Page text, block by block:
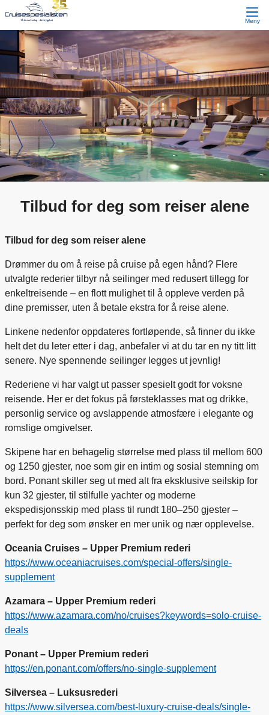
Meny
Tilbud for deg som reiser alene
Tilbud for deg som reiser alene
Drømmer du om å reise på cruise på egen hånd? Flere
utvalgte rederier tilbyr nå seilinger med redusert tillegg for
enkeltreisende – en flott mulighet til å oppleve verden på
dine premisser, uten å betale ekstra for å reise alene.
Linkene nedenfor oppdateres fortløpende, så finner du ikke
helt det du leter etter i dag, anbefaler vi at du tar en ny titt litt
senere. Nye spennende seilinger legges ut jevnlig!
Rederiene vi har valgt ut passer spesielt godt for voksne
reisende. Her er det fokus på førsteklasses mat og drikke,
personlig service og avslappende atmosfære i elegante og
romslige omgivelser.
Skipene har en behagelig størrelse med plass til mellom 600
og 1250 gjester, noe som gir en intim og sosial stemning om
bord. Ponant skiller seg ut med alt fra eksklusive seilskip for
kun 32 gjester, til stilfulle yachter og moderne
ekspedisjonsskip med plass til rundt 180–250 gjester –
perfekt for deg som ønsker en mer unik og nær opplevelse.
Oceania Cruises – Upper Premium rederi
https://www.oceaniacruises.com/special-offers/single-
supplement
Azamara – Upper Premium rederi
https://www.azamara.com/no/cruises?keywords=solo-cruise-
deals
Ponant – Upper Premium rederi
https://en.ponant.com/offers/no-single-supplement
Silversea – Luksusrederi
https://www.silversea.com/best-luxury-cruise-deals/single-